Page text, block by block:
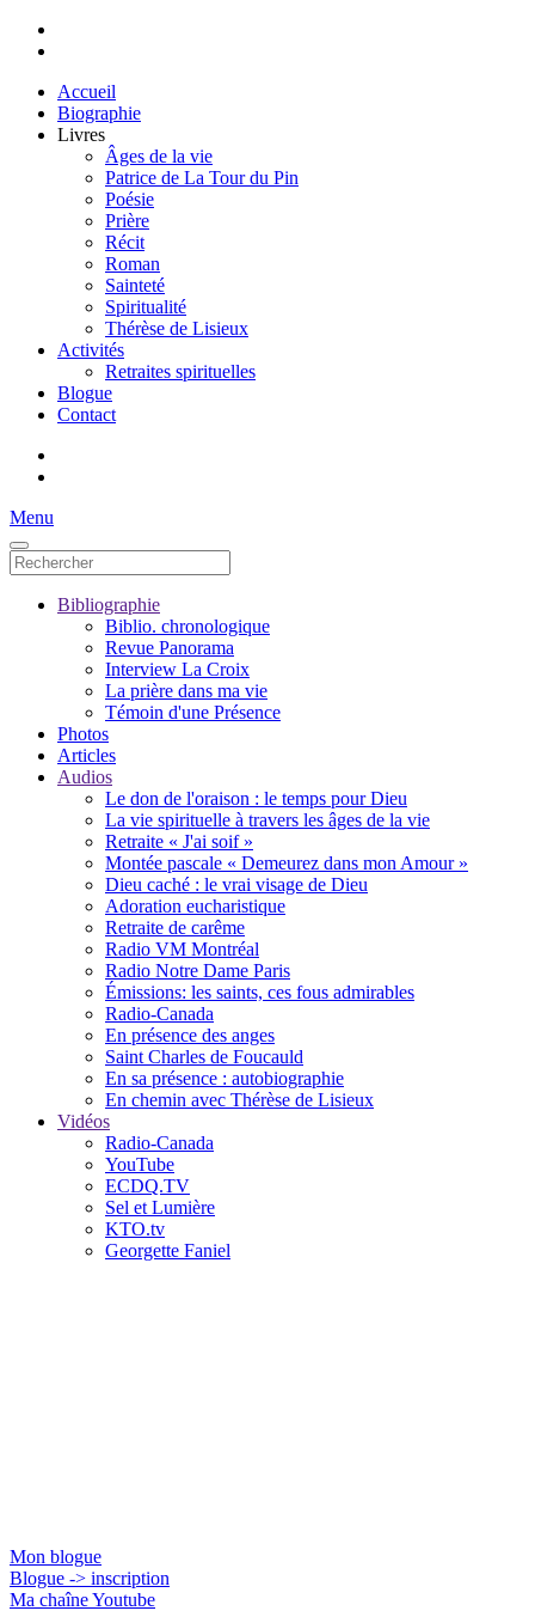
Accueil
Biographie
Livres
Âges de la vie
Patrice de La Tour du Pin
Poésie
Prière
Récit
Roman
Sainteté
Spiritualité
Thérèse de Lisieux
Activités
Retraites spirituelles
Blogue
Contact
Menu
Bibliographie
Biblio. chronologique
Revue Panorama
Interview La Croix
La prière dans ma vie
Témoin d'une Présence
Photos
Articles
Audios
Le don de l'oraison : le temps pour Dieu
La vie spirituelle à travers les âges de la vie
Retraite « J'ai soif »
Montée pascale « Demeurez dans mon Amour »
Dieu caché : le vrai visage de Dieu
Adoration eucharistique
Retraite de carême
Radio VM Montréal
Radio Notre Dame Paris
Émissions: les saints, ces fous admirables
Radio-Canada
En présence des anges
Saint Charles de Foucauld
En sa présence : autobiographie
En chemin avec Thérèse de Lisieux
Vidéos
Radio-Canada
YouTube
ECDQ.TV
Sel et Lumière
KTO.tv
Georgette Faniel
Mon blogue
Blogue -> inscription
Ma chaîne Youtube